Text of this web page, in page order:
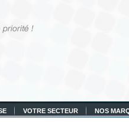
VOTRE SECTEUR NOS